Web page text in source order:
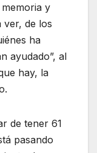
y
ver, de los
ha
ayudado”, al
hay, la
de tener 61
pasando